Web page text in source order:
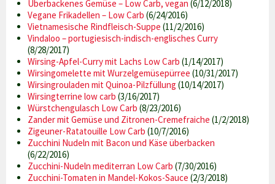
Überbackenes Gemüse – Low Carb, vegan (6/12/2018)
Vegane Frikadellen – Low Carb (6/24/2016)
Vietnamesische Rindfleisch-Suppe (11/2/2016)
Vindaloo – portugiesisch-indisch-englisches Curry
(8/28/2017)
Wirsing-Apfel-Curry mit Lachs Low Carb (1/14/2017)
Wirsingomelette mit Wurzelgemüsepürree (10/31/2017)
Wirsingrouladen mit Quinoa-Pilzfüllung (10/14/2017)
Wirsingterrine low carb (3/16/2017)
Würstchengulasch Low Carb (8/23/2016)
Zander mit Gemüse und Zitronen-Cremefraiche (1/2/2018)
Zigeuner-Ratatouille Low Carb (10/7/2016)
Zucchini Nudeln mit Bacon und Käse überbacken
(6/22/2016)
Zucchini-Nudeln mediterran Low Carb (7/30/2016)
Zucchini-Tomaten in Mandel-Kokos-Sauce (2/3/2018)